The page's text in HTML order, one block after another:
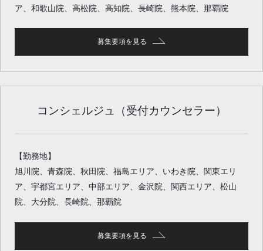
ア、和歌山院、高松院、高知院、長崎院、熊本院、那覇院
募集要項を見る
コンシェルジュ（受付カウンセラー）
【勤務地】
旭川院、青森院、秋田院、福島エリア、いわき院、関東エリ
ア、宇都宮エリア、中部エリア、金沢院、関西エリア、松山
院、大分院、長崎院、那覇院
募集要項を見る